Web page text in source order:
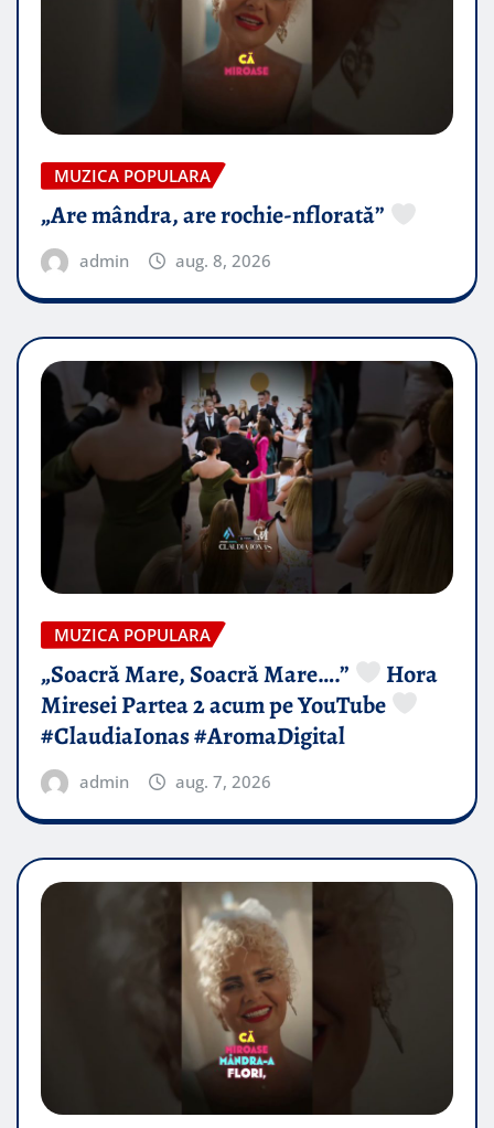
MUZICA POPULARA
„Are mândra, are rochie-nflorată”
admin aug. 8, 2026
MUZICA POPULARA
„Soacră Mare, Soacră Mare….”
Hora
Miresei Partea 2 acum pe YouTube
#ClaudiaIonas #AromaDigital
admin aug. 7, 2026